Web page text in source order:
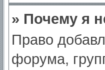
» Почему я
Право
форума,